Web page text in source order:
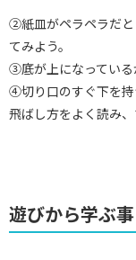
②紙皿がペラペラだと
てみよう。
③底が上になっている
④切り口のすぐ下を持
飛ばし方をよく読み、
遊びから学ぶ事